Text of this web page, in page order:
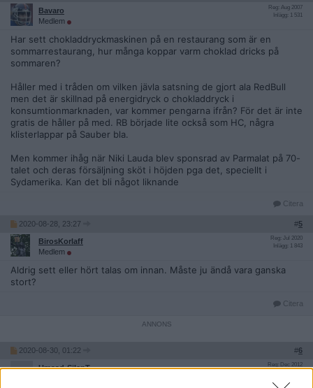
Bavaro
Medlem
Reg: Aug 2007
Inlägg: 1 531
Har sett chokladdryckmaskinen på en restaurang som är en
sommarrestaurang, hur många koppar varm choklad dricks på
sommaren?
Håller med i tråden om vilken jävla satsning de gjort ala RedBull
men det är skillnad på energidryck o chokladdryck i
konsumtionmarknaden, var kommer pengarna ifrån? För det är inte
gratis de håller på med. RB började lite också som HC, några
klisterlappar på Sauber bla.
Men kommer ihåg när Niki Lauda blev sponsrad av Parmalat på 70-
talet och deras försäljning sköt i höjden pga det, speciellt i
Sydamerika. Kan det bli något liknande
Citera
2020-08-28, 23:27 #5
BirosKorlaff
Medlem
Reg: Jul 2020
Inlägg: 1 843
Aldrig sett eller hört talas om innan. Måste ju ändå vara ganska
stort?
Citera
2020-08-30, 01:22 #6
Umaad-SilenT
Reg: Dec 2012